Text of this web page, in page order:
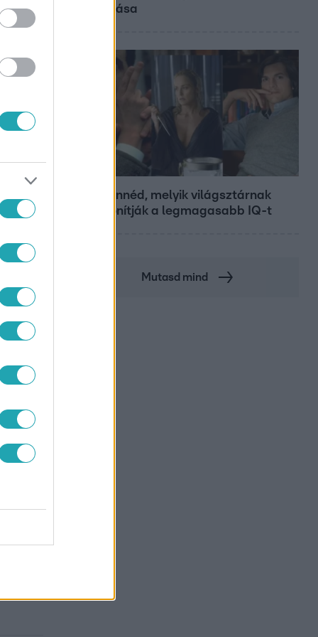
diplomása
Nem hinnéd, melyik világsztárnak
tulajdonítják a legmagasabb IQ-t
Mutasd mind